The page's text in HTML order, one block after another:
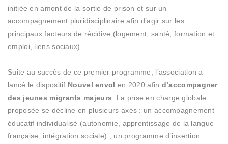
initiée en amont de la sortie de prison et sur un
accompagnement pluridisciplinaire afin d’agir sur les
principaux facteurs de récidive (logement, santé, formation et
emploi, liens sociaux).
Suite au succès de ce premier programme, l’association a
lancé le dispositif Nouvel envol en 2020 afin d’accompagner
des jeunes migrants majeurs . La prise en charge globale
proposée se décline en plusieurs axes : un accompagnement
éducatif individualisé (autonomie, apprentissage de la langue
française, intégration sociale) ; un programme d’insertion